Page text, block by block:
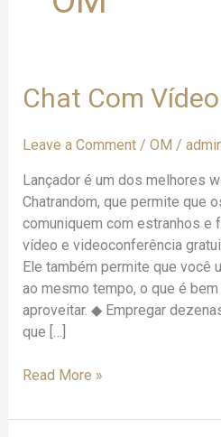
Chat Com
Leave a Comment / OM /
Lançador é um dos melhores
Chatrandom, que permite que
comuniquem com estranhos e
vídeo e videoconferência
Ele também permite que você
ao mesmo tempo, o que é
aproveitar. ◆ Empregar
que […]
Chat
Com
Por
Webcam
Read More »